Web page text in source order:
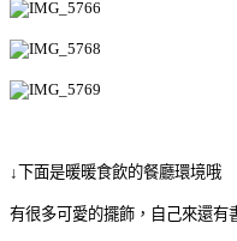
↓下面是暖暖食飲的餐廳環境哦
有很多可愛的擺飾，自己來還有